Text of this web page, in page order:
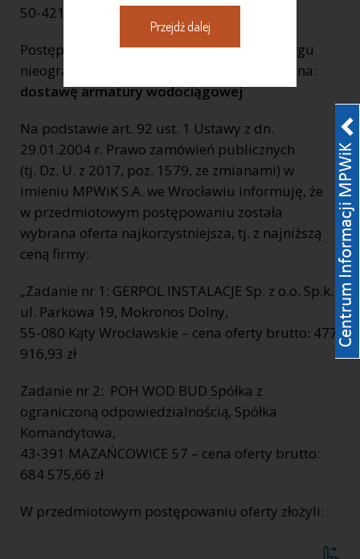
50-421 Wrocław,
Postępowanie prowadzone w trybie przetargu
nieograniczonego o udzielenie zamówienia na:
dostawę armatury wodociągowej
Na podstawie art. 92 ust. 1 Ustawy z dn.
29.01.2004 r. Prawo zamówień publicznych
(tj. Dz. U. z 2017, poz. 1579, ze zmianami) w
imieniu MPWiK S.A. we Wrocławiu informuję, że
w przedmiotowym postępowaniu została
wybrana oferta najkorzystniejsza, tj. z najniższą
ceną firmy:
„Zadanie nr 1: GERPOL INSTALACJE Sp. z o.o. Sp.k.
ul. Parkowa 19, Mokronos Dolny,
55-080 Kąty Wrocławskie – cena oferty brutto: 477
916,93 zł
Zadanie nr 2: POH WOD BUD Spółka z
ograniczoną odpowiedzialnością, Spółka
Komandytowa,
43-391 MAZAŃCOWICE 57 – cena oferty brutto:
684 575,66 zł
W przedmiotowym postępowaniu oferty złożyli:
Przejdź dalej